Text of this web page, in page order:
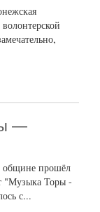
—
общине прошёл
"Музыка Торы -
с...